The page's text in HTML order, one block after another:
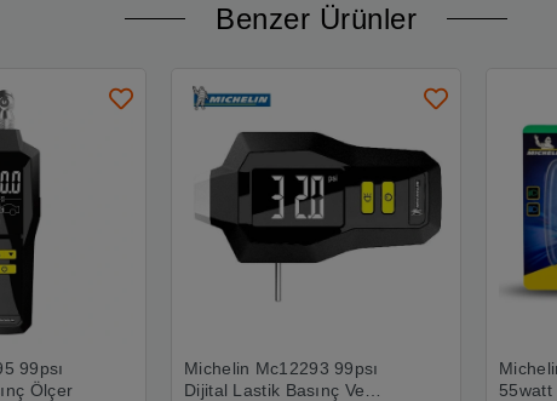
Benzer Ürünler
99psı
Ölçer
Michelin Mc12293 99psı
Dijital Lastik Basınç Ve
55watt